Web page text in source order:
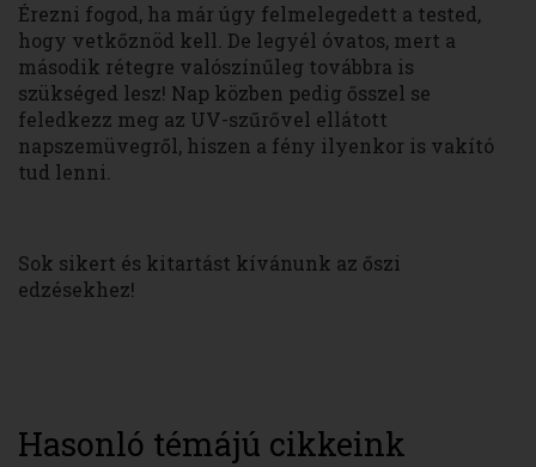
Érezni fogod, ha már úgy felmelegedett a tested,
hogy vetkőznöd kell. De legyél óvatos, mert a
második rétegre valószínűleg továbbra is
szükséged lesz! Nap közben pedig ősszel se
feledkezz meg az UV-szűrővel ellátott
napszemüvegről, hiszen a fény ilyenkor is vakító
tud lenni.
Sok sikert és kitartást kívánunk az őszi
edzésekhez!
Hasonló témájú cikkeink